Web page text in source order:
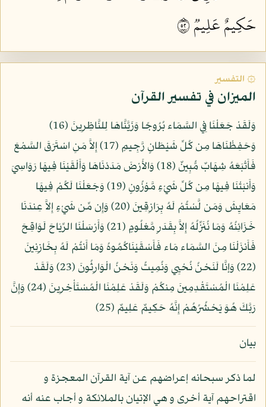
حَكِيمٌ عَلِيمٞ ٢٥
۞ التفسير
الميزان في تفسير القرآن
وَلَقَدْ جَعَلْنَا فِي السَّمَاء بُرُوجًا وَزَيَّنَّاهَا لِلنَّاظِرِينَ (16)
وَحَفِظْنَاهَا مِن كُلِّ شَيْطَانٍ رَّجِيمٍ (17) إِلاَّ مَنِ اسْتَرَقَ السَّمْعَ
فَأَتْبَعَهُ شِهَابٌ مُّبِينٌ (18) وَالأَرْضَ مَدَدْنَاهَا وَأَلْقَيْنَا فِيهَا رَوَاسِيَ
وَأَنبَتْنَا فِيهَا مِن كُلِّ شَيْءٍ مَّوْزُونٍ (19) وَجَعَلْنَا لَكُمْ فِيهَا
مَعَايِشَ وَمَن لَّسْتُمْ لَهُ بِرَازِقِينَ (20) وَإِن مِّن شَيْءٍ إِلاَّ عِندَنَا
خَزَائِنُهُ وَمَا نُنَزِّلُهُ إِلاَّ بِقَدَرٍ مَّعْلُومٍ (21) وَأَرْسَلْنَا الرِّيَاحَ لَوَاقِحَ
فَأَنزَلْنَا مِنَ السَّمَاء مَاء فَأَسْقَيْنَاكُمُوهُ وَمَا أَنتُمْ لَهُ بِخَازِنِينَ
(22) وَإنَّا لَنَحْنُ نُحْيِي وَنُمِيتُ وَنَحْنُ الْوَارِثُونَ (23) وَلَقَدْ
عَلِمْنَا الْمُسْتَقْدِمِينَ مِنكُمْ وَلَقَدْ عَلِمْنَا الْمُسْتَأْخِرِينَ (24) وَإِنَّ
رَبَّكَ هُوَ يَحْشُرُهُمْ إِنَّهُ حَكِيمٌ عَلِيمٌ (25)
بيان
لما ذكر سبحانه إعراضهم عن آية القرآن المعجزة و
اقتراحهم آية أخرى و هي الإتيان بالملائكة و أجاب عنه أنه